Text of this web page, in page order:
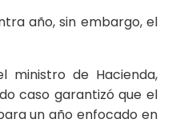
año, sin embargo, el
ministro de Hacienda,
caso garantizó que el
un año enfocado en